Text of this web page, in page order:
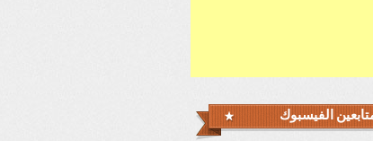
الفيسبوك